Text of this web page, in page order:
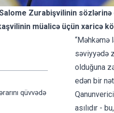
Zurabişvilinin sözlərinə
müalicə üçün xaricə
qüvvədə
“Məhkəmə
səviyyədə
olduğuna
edən bir
asılıdır -